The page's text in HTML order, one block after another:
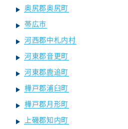
奥尻郡奥尻町
帯広市
河西郡中札内村
河東郡音更町
河東郡鹿追町
樺戸郡浦臼町
樺戸郡月形町
上磯郡知内町